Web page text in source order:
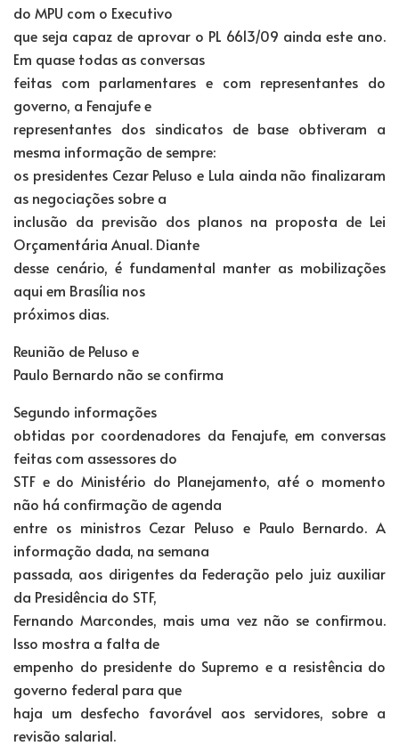
do MPU com o Executivo
que seja capaz de aprovar o PL 6613/09 ainda este ano.
Em quase todas as conversas
feitas com parlamentares e com representantes do
governo, a Fenajufe e
representantes dos sindicatos de base obtiveram a
mesma informação de sempre:
os presidentes Cezar Peluso e Lula ainda não finalizaram
as negociações sobre a
inclusão da previsão dos planos na proposta de Lei
Orçamentária Anual. Diante
desse cenário, é fundamental manter as mobilizações
aqui em Brasília nos
próximos dias.
Reunião de Peluso e
Paulo Bernardo não se confirma
Segundo informações
obtidas por coordenadores da Fenajufe, em conversas
feitas com assessores do
STF e do Ministério do Planejamento, até o momento
não há confirmação de agenda
entre os ministros Cezar Peluso e Paulo Bernardo. A
informação dada, na semana
passada, aos dirigentes da Federação pelo juiz auxiliar
da Presidência do STF,
Fernando Marcondes, mais uma vez não se confirmou.
Isso mostra a falta de
empenho do presidente do Supremo e a resistência do
governo federal para que
haja um desfecho favorável aos servidores, sobre a
revisão salarial.